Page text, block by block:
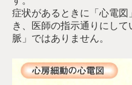
症状があるときに「心電
き、医師の指示通りにし
脈」ではありません。